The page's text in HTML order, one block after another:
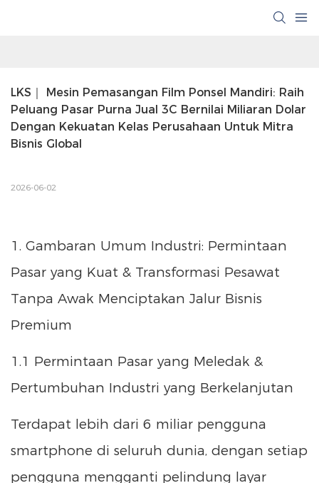
LKS｜ Mesin Pemasangan Film Ponsel Mandiri: Raih
Peluang Pasar Purna Jual 3C Bernilai Miliaran Dolar
Dengan Kekuatan Kelas Perusahaan Untuk Mitra
Bisnis Global
2026-06-02
1. Gambaran Umum Industri: Permintaan
Pasar yang Kuat & Transformasi Pesawat
Tanpa Awak Menciptakan Jalur Bisnis
Premium
1.1 Permintaan Pasar yang Meledak &
Pertumbuhan Industri yang Berkelanjutan
Terdapat lebih dari 6 miliar pengguna
smartphone di seluruh dunia, dengan setiap
pengguna mengganti pelindung layar